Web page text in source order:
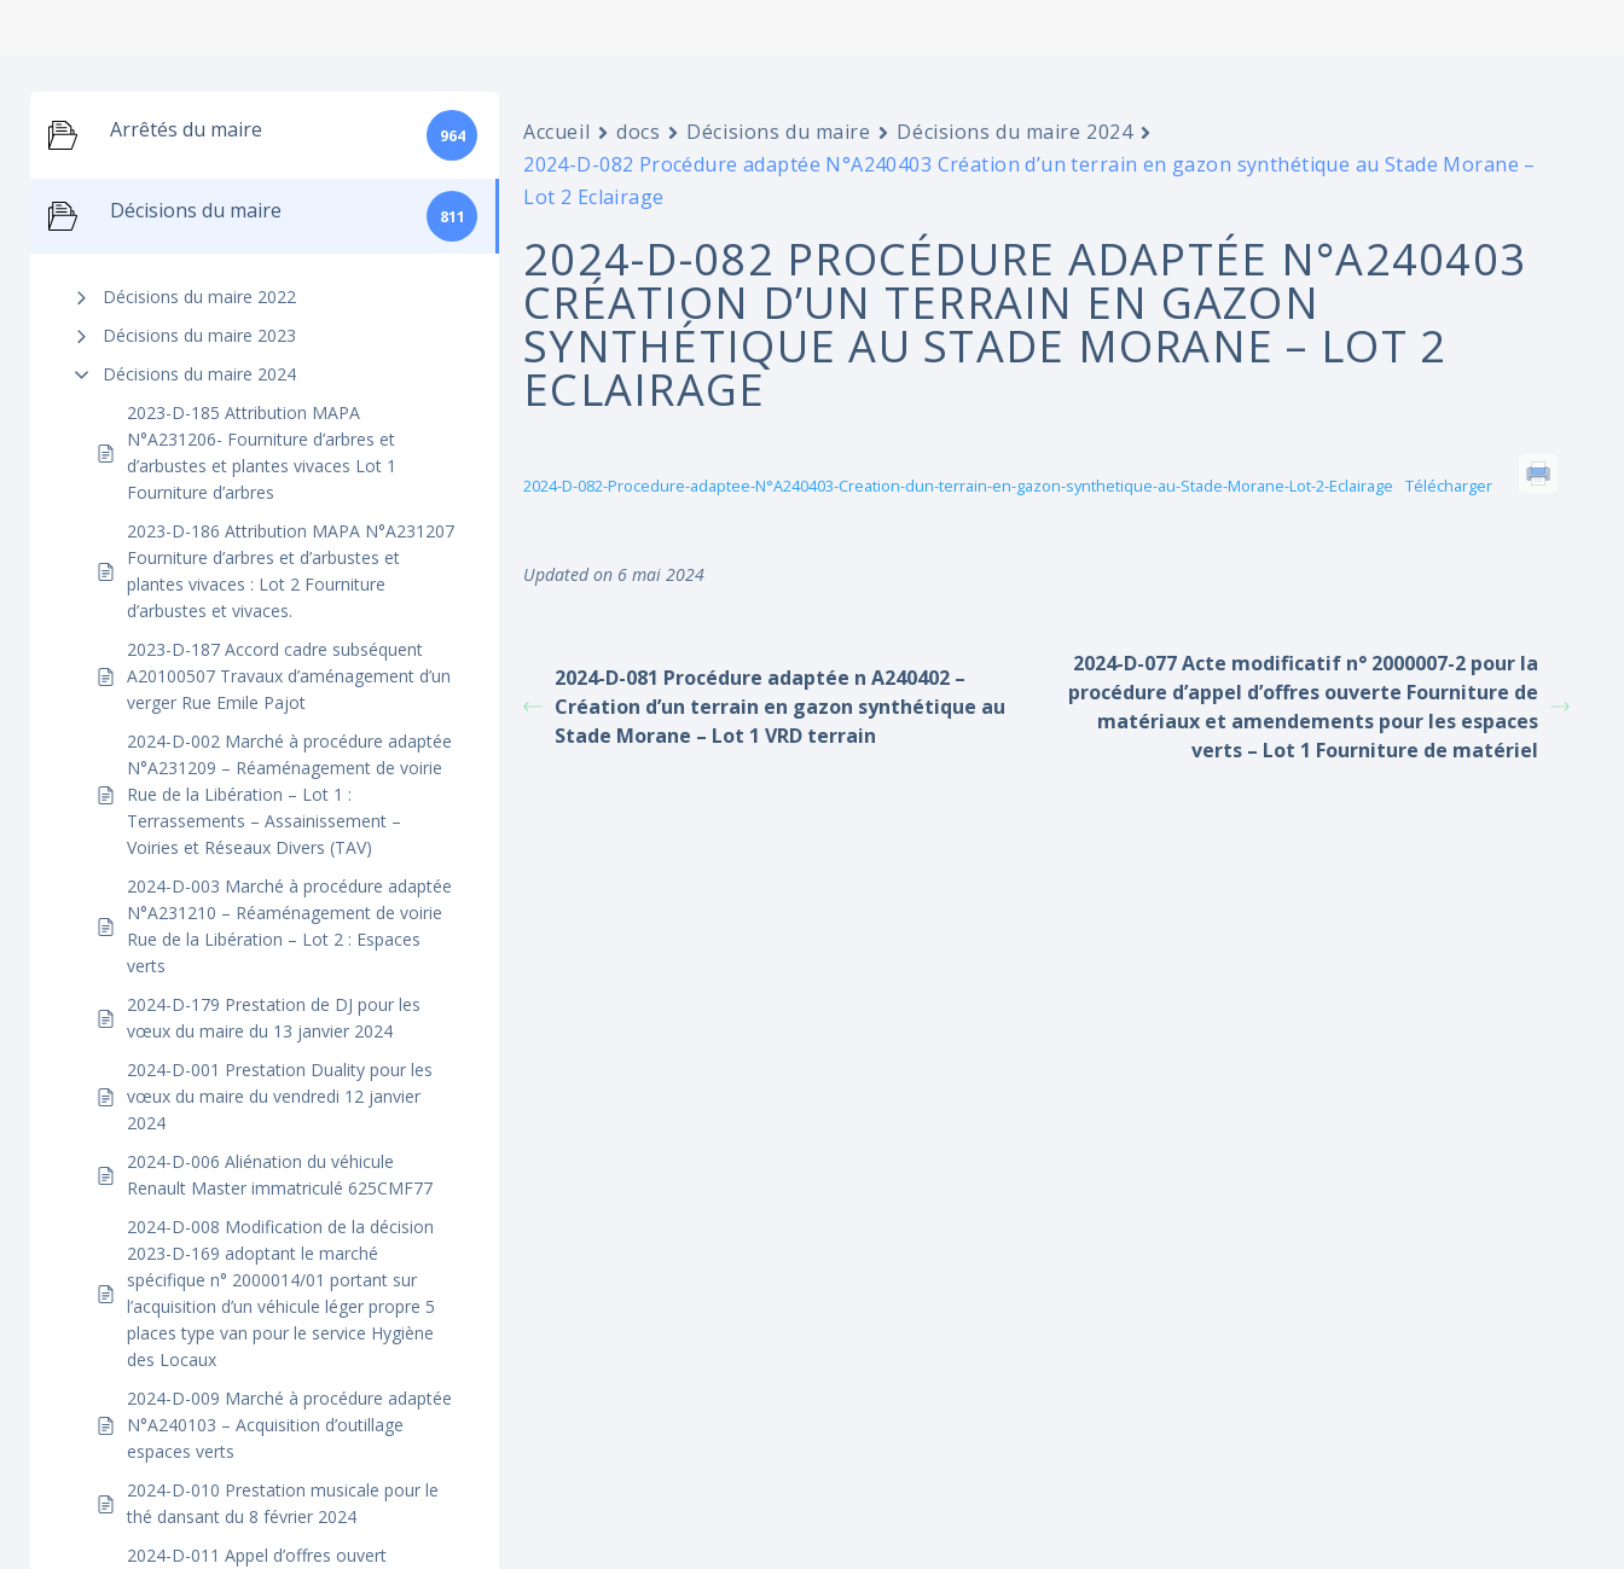
Arrêtés du maire 964
Décisions du maire 811
Décisions du maire 2022
Décisions du maire 2023
Décisions du maire 2024
2023-D-185 Attribution MAPA
N°A231206- Fourniture d’arbres et
d’arbustes et plantes vivaces Lot 1
Fourniture d’arbres
2023-D-186 Attribution MAPA N°A231207
Fourniture d’arbres et d’arbustes et
plantes vivaces : Lot 2 Fourniture
d’arbustes et vivaces.
2023-D-187 Accord cadre subséquent
A20100507 Travaux d’aménagement d’un
verger Rue Emile Pajot
2024-D-002 Marché à procédure adaptée
N°A231209 – Réaménagement de voirie
Rue de la Libération – Lot 1 :
Terrassements – Assainissement –
Voiries et Réseaux Divers (TAV)
2024-D-003 Marché à procédure adaptée
N°A231210 – Réaménagement de voirie
Rue de la Libération – Lot 2 : Espaces
verts
2024-D-179 Prestation de DJ pour les
vœux du maire du 13 janvier 2024
2024-D-001 Prestation Duality pour les
vœux du maire du vendredi 12 janvier
2024
2024-D-006 Aliénation du véhicule
Renault Master immatriculé 625CMF77
2024-D-008 Modification de la décision
2023-D-169 adoptant le marché
spécifique n° 2000014/01 portant sur
l’acquisition d’un véhicule léger propre 5
places type van pour le service Hygiène
des Locaux
2024-D-009 Marché à procédure adaptée
N°A240103 – Acquisition d’outillage
espaces verts
2024-D-010 Prestation musicale pour le
thé dansant du 8 février 2024
2024-D-011 Appel d’offres ouvert
Accueil docs Décisions du maire
Décisions du maire 2024
2024-D-082 Procédure adaptée N°A240403 Création d’un terrain en gazon synthétique au Stade Morane –
Lot 2 Eclairage
2024-D-082 PROCÉDURE ADAPTÉE N°A240403
CRÉATION D’UN TERRAIN EN GAZON
SYNTHÉTIQUE AU STADE MORANE – LOT 2
ECLAIRAGE
2024-D-082-Procedure-adaptee-N°A240403-Creation-dun-terrain-en-gazon-synthetique-au-Stade-Morane-Lot-2-Eclairage Télécharger
Updated on 6 mai 2024
2024-D-081 Procédure adaptée n A240402 –
Création d’un terrain en gazon synthétique au
Stade Morane – Lot 1 VRD terrain
2024-D-077 Acte modificatif n° 2000007-2 pour la
procédure d’appel d’offres ouverte Fourniture de
matériaux et amendements pour les espaces
verts – Lot 1 Fourniture de matériel